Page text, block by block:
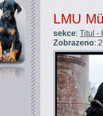
LMU
sekce: Titul -
Zobrazeno: